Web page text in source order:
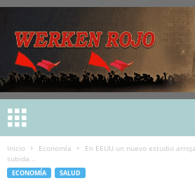
Inicio Economía
En EEUU un nuevo estudio
subida...
ECONOMÍA SALUD